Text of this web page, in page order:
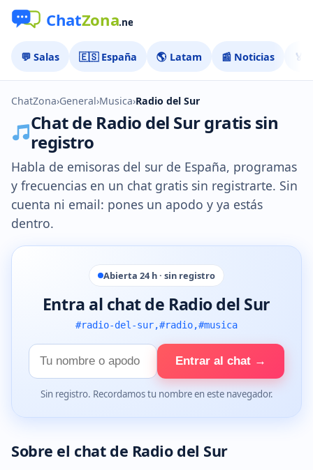
💬 Salas 🇪🇸 España 🌎 Latam 📰 Noticias 🏅
ChatZona›General›Musica›Radio del Sur
Chat de Radio del Sur gratis sin
registro
Habla de emisoras del sur de España, programas
y frecuencias en un chat gratis sin registrarte. Sin
cuenta ni email: pones un apodo y ya estás
dentro.
Abierta 24 h · sin registro
Entra al chat de Radio del Sur
#radio-del-sur,#radio,#musica
Tu
nombre
Entrar al chat →
Sin registro. Recordamos tu nombre en este navegador.
Sobre el chat de Radio del Sur